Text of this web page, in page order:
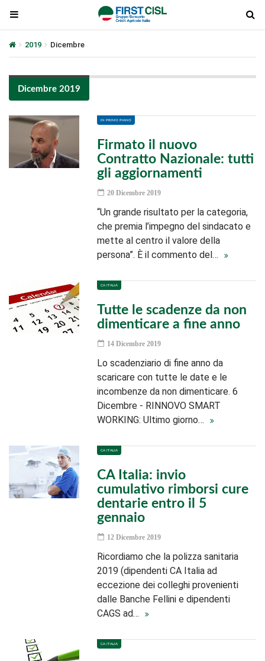
2019 Dicembre
Dicembre 2019
IN PRIMO PIANO
Firmato il nuovo
Contratto Nazionale: tutti
gli aggiornamenti
20 Dicembre 2019
“Un grande risultato per la categoria,
che premia l’impegno del sindacato e
mette al centro il valore della
persona”. È il commento del…
CA ITALIA
Tutte le scadenze da non
dimenticare a fine anno
14 Dicembre 2019
Lo scadenziario di fine anno da
scaricare con tutte le date e le
incombenze da non dimenticare. 6
Dicembre - RINNOVO SMART
WORKING: Ultimo giorno…
CA ITALIA
CA Italia: invio
cumulativo rimborsi cure
dentarie entro il 5
gennaio
12 Dicembre 2019
Ricordiamo che la polizza sanitaria
2019 (dipendenti CA Italia ad
eccezione dei colleghi provenienti
dalle Banche Fellini e dipendenti
CAGS ad…
CA ITALIA